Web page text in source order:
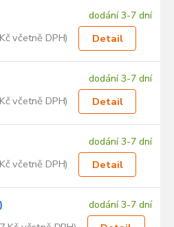
dodání 3-7 dní
včetně DPH) Detail
dodání 3-7 dní
včetně DPH) Detail
dodání 3-7 dní
včetně DPH) Detail
dodání 3-7 dní